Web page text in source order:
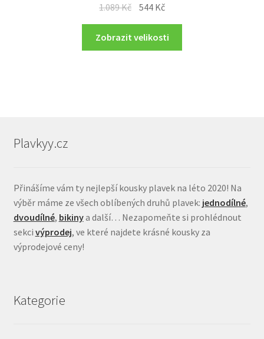
1.089Kč
Original
price
was:
1.089 Kč.
544 KčCurrent
price
is:
544 Kč.
Zobrazit velikosti
Plavkyy.cz
Přinášíme vám ty nejlepší kousky plavek na léto 2020! Na
výběr máme ze všech oblíbených druhů plavek: jednodílné,
dvoudílné, bikinya další… Nezapomeňte si prohlédnout
sekci výprodej, ve které najdete krásné kousky za
výprodejové ceny!
Kategorie